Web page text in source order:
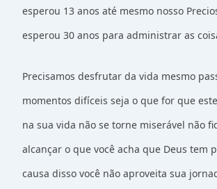
esperou 13 anos até mesmo nosso
esperou 30 anos para administrar as
Precisamos desfrutar da vida mesmo
momentos difíceis seja o que for que
na sua vida não se torne miserável não
alcançar o que você acha que Deus tem
causa disso você não aproveita sua